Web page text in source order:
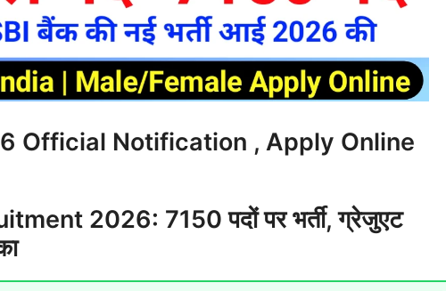
Official Notification , Apply Online
2026: 7150 पदों पर भर्ती, ग्रेजुएट